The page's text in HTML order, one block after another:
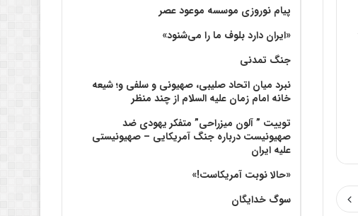
پیام نوروزی موسسه موعود عصر
«ایران دارد بلوف ما را می‌شنود»
جنگ تمدنی
نبرد میان اتحاد صلیبی، صهیونی و سلفی و؛ شیعه
خانه امام زمان علیه السلام از چند منظر
توییت ” آلون میزراحی” متفکر یهودی ضد
صهیونیست درباره جنگ آمریکایی – صهیونیستی
علیه ایران
«حالا نوبت آمریکاست!»
سوگ خدایگان